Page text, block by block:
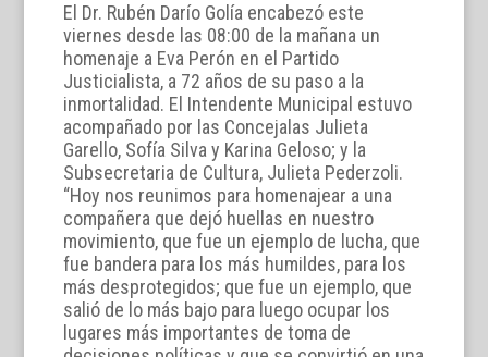
El Dr. Rubén Darío Golía encabezó este
viernes desde las 08:00 de la mañana un
homenaje a Eva Perón en el Partido
Justicialista, a 72 años de su paso a la
inmortalidad. El Intendente Municipal estuvo
acompañado por las Concejalas Julieta
Garello, Sofía Silva y Karina Geloso; y la
Subsecretaria de Cultura, Julieta Pederzoli.
“Hoy nos reunimos para homenajear a una
compañera que dejó huellas en nuestro
movimiento, que fue un ejemplo de lucha, que
fue bandera para los más humildes, para los
más desprotegidos; que fue un ejemplo, que
salió de lo más bajo para luego ocupar los
lugares más importantes de toma de